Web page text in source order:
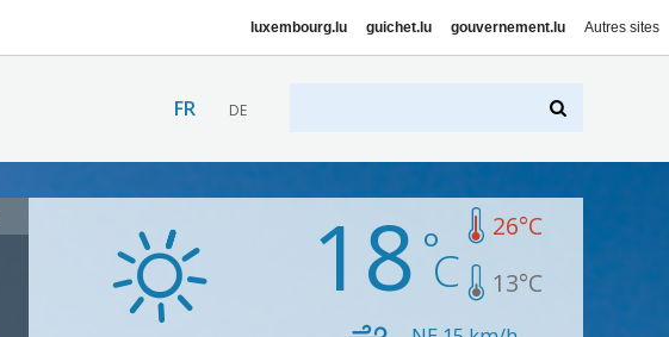
luxembourg.lu guichet.lu gouvernement.lu Autres sites
FR DE
18 26°C
13°C